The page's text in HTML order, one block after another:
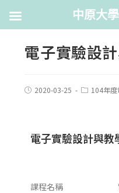
電子實驗設
2020-03-25 104年度
電子實驗設計與教
課程名稱
中原大